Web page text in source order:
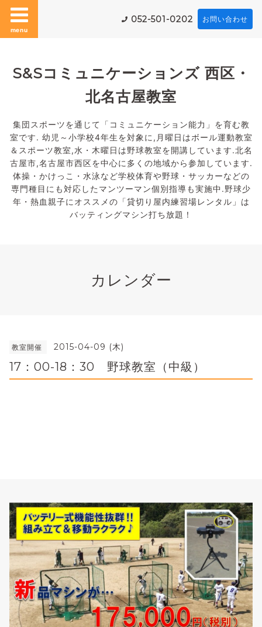
menu
052-501-0202 お問い合わせ
S&Sコミュニケーションズ 西区・
北名古屋教室
集団スポーツを通じて「コミュニケーション能力」を育む教
室です. 幼児～小学校4年生を対象に,月曜日はボール運動教室
＆スポーツ教室,水・木曜日は野球教室を開講しています.北名
古屋市,名古屋市西区を中心に多くの地域から参加しています.
体操・かけっこ・水泳など学校体育や野球・サッカーなどの
専門種目にも対応したマンツーマン個別指導も実施中.野球少
年・熱血親子にオススメの「貸切り屋内練習場レンタル」は
バッティングマシン打ち放題！
カレンダー
教室開催 2015-04-09 (木)
17：00-18：30 野球教室（中級）